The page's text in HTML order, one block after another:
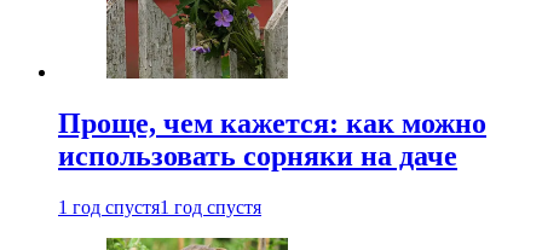
Проще, чем кажется: как можно
использовать сорняки на даче
1 год спустя1 год спустя